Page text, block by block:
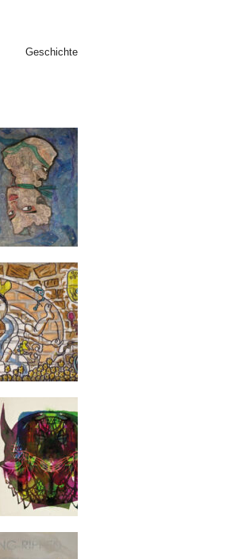
Geschichte